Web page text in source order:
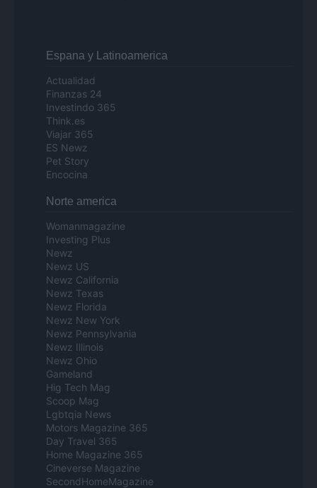
Espana y Latinoamerica
Actualidad
Finanzas 24
Investindo 365
Think.es
Viajar 365
ES Newz
Pet Story
Encocina
Norte america
Womanmagazine
Investing Plus
Newz
Newz US
Newz California
Newz Texas
Newz Florida
Newz New York
Newz Pennsylvania
Newz Illinois
Newz Ohio
Gameland
Hig Tech Mag
Scoop Mag
Lgbtqia News
Motors Magazine 365
Day Travel 365
Home Magazine 365
Cineverse Magazine
SecondHomeMagazine